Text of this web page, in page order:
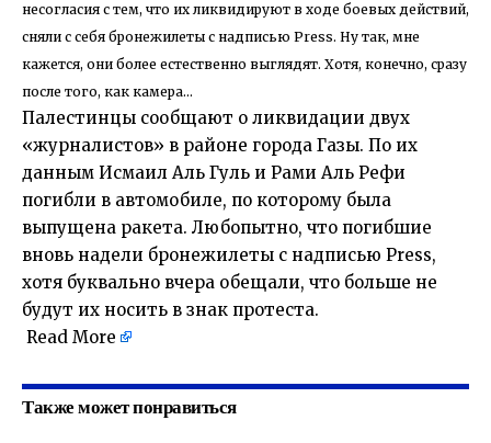
несогласия с тем, что их ликвидируют в ходе боевых действий,
сняли с себя бронежилеты с надписью Press. Ну так, мне
кажется, они более естественно выглядят. Хотя, конечно, сразу
после того, как камера…
Палестинцы сообщают о ликвидации двух
«журналистов» в районе города Газы. По их
данным Исмаил Аль Гуль и Рами Аль Рефи
погибли в автомобиле, по которому была
выпущена ракета. Любопытно, что погибшие
вновь надели бронежилеты с надписью Press,
хотя буквально вчера обещали, что больше не
будут их носить в знак протеста.
Read More
Также может понравиться